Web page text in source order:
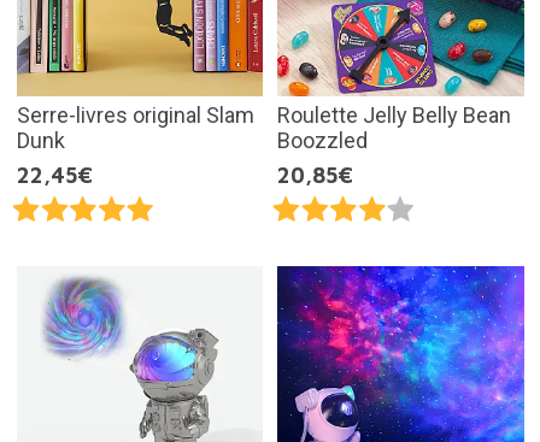
Serre-livres original Slam
Dunk
22,45€
Roulette Jelly Belly Bean
Boozzled
20,85€